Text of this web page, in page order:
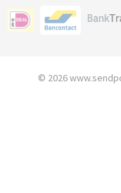
© 2026